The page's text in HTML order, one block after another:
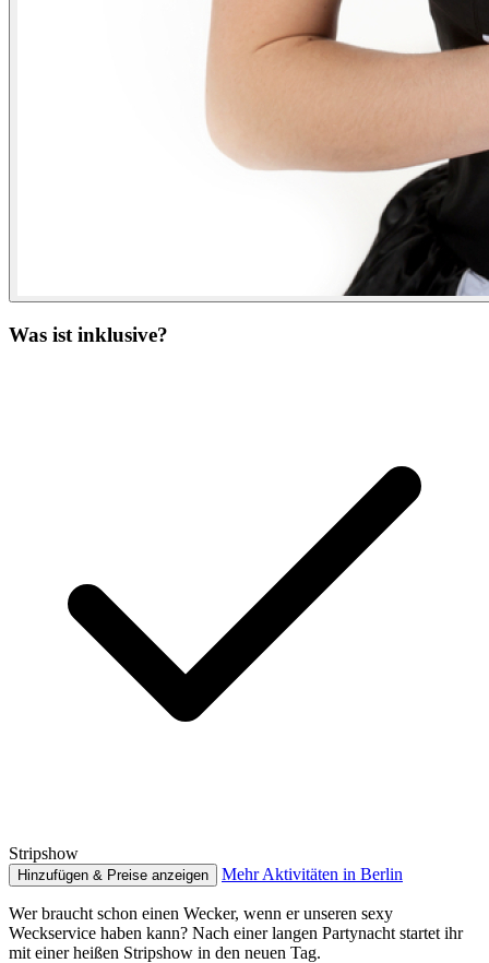
Was ist inklusive?
Stripshow
Hinzufügen & Preise anzeigen Mehr Aktivitäten in Berlin
Wer braucht schon einen Wecker, wenn er unseren sexy
Weckservice haben kann? Nach einer langen Partynacht startet ihr
mit einer heißen Stripshow in den neuen Tag.